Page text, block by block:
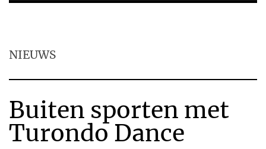
NIEUWS
Buiten sporten met
Turondo Dance